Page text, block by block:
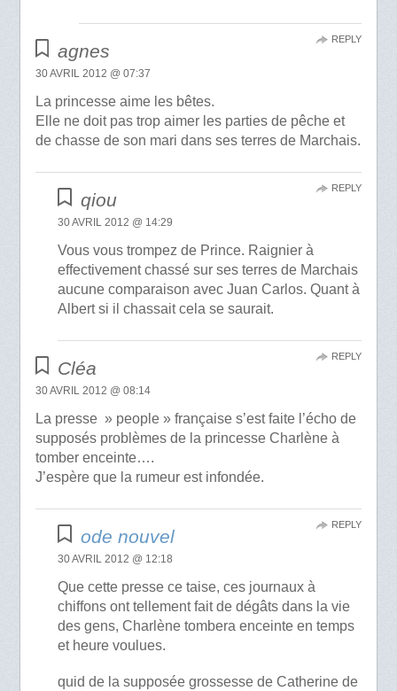
agnes
30 AVRIL 2012 @ 07:37
La princesse aime les bêtes.
Elle ne doit pas trop aimer les parties de pêche et
de chasse de son mari dans ses terres de Marchais.
REPLY
qiou
30 AVRIL 2012 @ 14:29
Vous vous trompez de Prince. Raignier à
effectivement chassé sur ses terres de Marchais
aucune comparaison avec Juan Carlos. Quant à
Albert si il chassait cela se saurait.
REPLY
Cléa
30 AVRIL 2012 @ 08:14
La presse » people » française s’est faite l’écho de
supposés problèmes de la princesse Charlène à
tomber enceinte….
J’espère que la rumeur est infondée.
REPLY
ode nouvel
30 AVRIL 2012 @ 12:18
Que cette presse ce taise, ces journaux à
chiffons ont tellement fait de dégâts dans la vie
des gens, Charlène tombera enceinte en temps
et heure voulues.
quid de la supposée grossesse de Catherine de
REPLY